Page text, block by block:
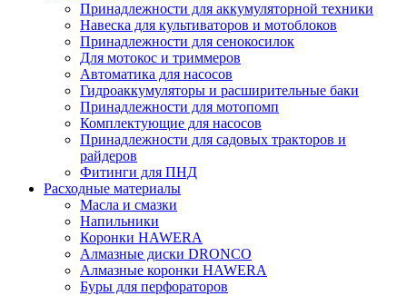
Принадлежности для аккумуляторной техники
Навеска для культиваторов и мотоблоков
Принадлежности для сенокосилок
Для мотокос и триммеров
Автоматика для насосов
Гидроаккумуляторы и расширительные баки
Принадлежности для мотопомп
Комплектующие для насосов
Принадлежности для садовых тракторов и
райдеров
Фитинги для ПНД
Расходные материалы
Масла и смазки
Напильники
Коронки HAWERA
Алмазные диски DRONCO
Алмазные коронки HAWERA
Буры для перфораторов